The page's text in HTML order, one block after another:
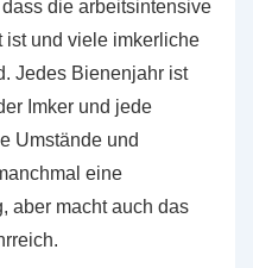
die arbeitsintensive
und viele imkerliche
Jedes Bienenjahr ist
Imker und jede
Umstände und
eine
aber macht auch das